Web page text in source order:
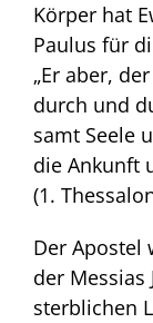
Körper hat
Paulus für
„Er aber,
durch und
samt Seele
die Ankunft
(1.
Der Apostel
der Messias
sterblichen